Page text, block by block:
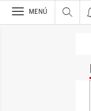
>
MENÚ